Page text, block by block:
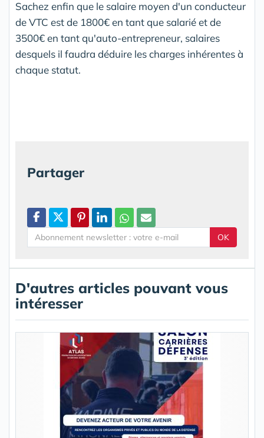
Sachez enfin que le salaire moyen d'un conducteur
de VTC est de 1800€ en tant que salarié et de
3500€ en tant qu'auto-entrepreneur, salaires
desquels il faudra déduire les charges inhérentes à
chaque statut.
Partager
OK
D'autres articles pouvant vous
intéresser